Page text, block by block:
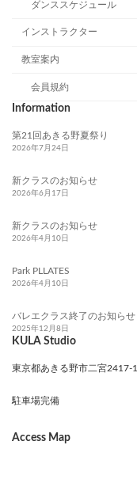
ダンススケジュール
インストラクター
教室案内
会員規約
Information
第21回あきる野夏祭り
2026年7月24日
新クラスのお知らせ
2026年6月17日
新クラスのお知らせ
2026年4月10日
Park PLLATES
2026年4月10日
バレエクラス終了のお知らせ
2025年12月8日
KULA Studio
東京都あきる野市二宮2417-1
駐車場完備
Access Map